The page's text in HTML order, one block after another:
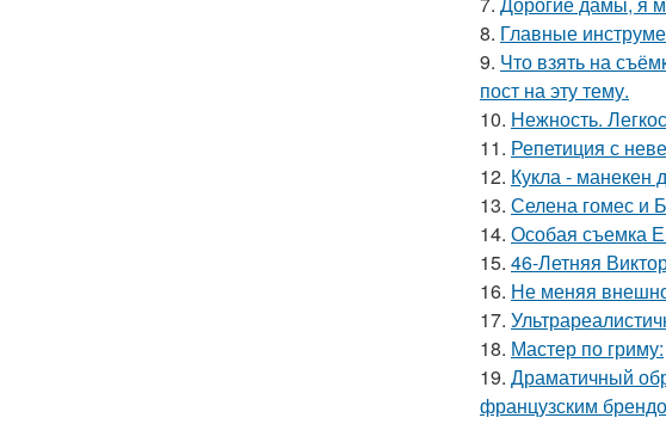
8. Главные
9. Что взять на
пост на эту тему.
10. Нежность.
11. Репетиция с
12. Кукла - манекен
13. Селена гомес и
14. Особая съемка
15. 46-Летняя
16. Не меняя
17.
18. Мастер по гриму:
19. Драматичный
французским